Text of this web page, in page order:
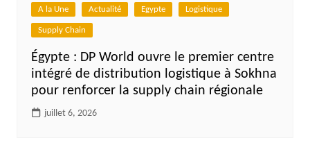
A la Une Actualité Egypte Logistique
Supply Chain
Égypte : DP World ouvre le premier centre
intégré de distribution logistique à Sokhna
pour renforcer la supply chain régionale
juillet 6, 2026